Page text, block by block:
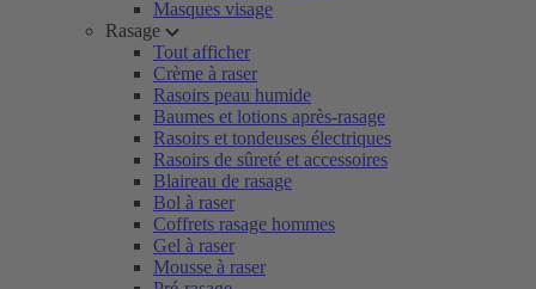
Masques visage
Rasage
Tout afficher
Crème à raser
Rasoirs peau humide
Baumes et lotions après-rasage
Rasoirs et tondeuses électriques
Rasoirs de sûreté et accessoires
Blaireau de rasage
Bol à raser
Coffrets rasage hommes
Gel à raser
Mousse à raser